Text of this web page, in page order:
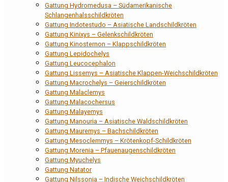
Gattung Hydromedusa – Südamerikanische
Schlangenhalsschildkröten
Gattung Indotestudo – Asiatische Landschildkröten
Gattung Kinixys – Gelenkschildkröten
Gattung Kinosternon – Klappschildkröten
Gattung Lepidochelys
Gattung Leucocephalon
Gattung Lissemys – Asiatische Klappen-Weichschildkröten
Gattung Macrochelys – Geierschildkröten
Gattung Malaclemys
Gattung Malacochersus
Gattung Malayemys
Gattung Manouria – Asiatische Waldschildkröten
Gattung Mauremys – Bachschildkröten
Gattung Mesoclemmys – Krötenkopf-Schildkröten
Gattung Morenia – Pfauenaugenschildkröten
Gattung Myuchelys
Gattung Natator
Gattung Nilssonia – Indische Weichschildkröten